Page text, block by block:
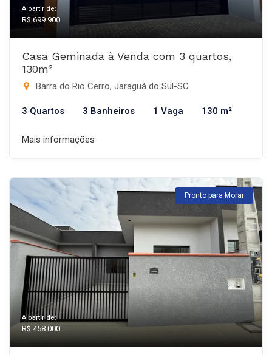
A partir de:
R$ 699.900
Casa Geminada à Venda com 3 quartos,
130m²
Barra do Rio Cerro, Jaraguá do Sul-SC
3 Quartos 3 Banheiros 1 Vaga 130 m²
Mais informações
Pronto para Morar
A partir de:
R$ 458.000